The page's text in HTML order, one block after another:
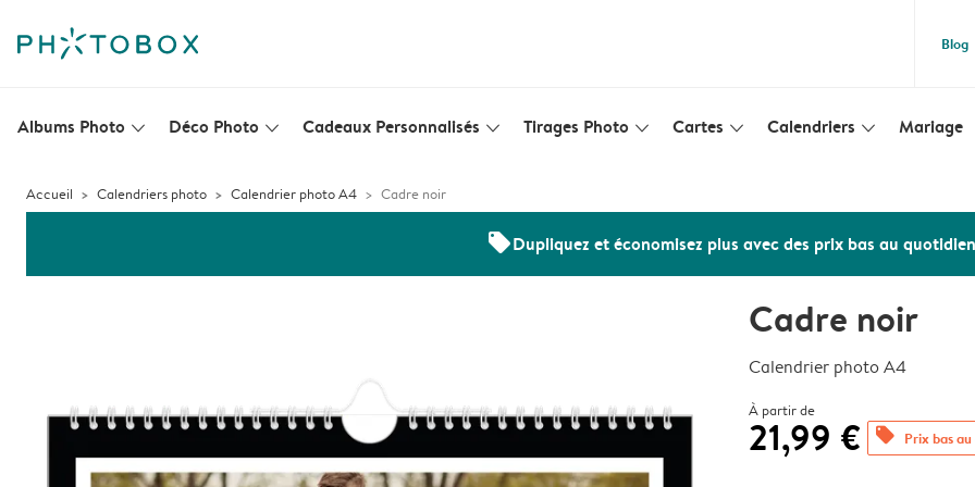
Blog
Albums Photo slim_arrow_down Déco Photo slim_arrow_down Cadeaux Personnalisés slim_arrow_down Tirages Photo slim_arrow_down Cartes slim_arrow_down Calendriers slim_arrow_down Mariage
Accueil Calendriers photo Calendrier photo A4 Cadre noir
offersDupliquez et économisez plus avec des prix bas au quotidien
Cadre noir
Calendrier photo A4
À partir de
21,99 € offers Prix bas